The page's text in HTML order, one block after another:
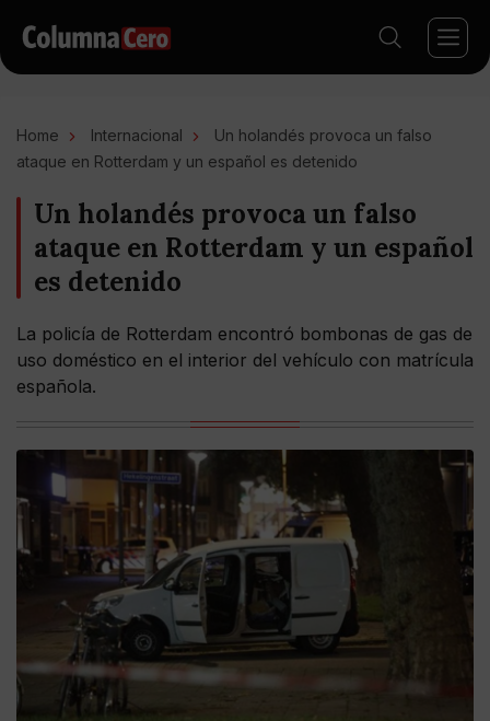
Home Internacional
Un holandés provoca un falso
ataque en Rotterdam y un español es detenido
Un holandés provoca un falso
ataque en Rotterdam y un español
es detenido
La policía de Rotterdam encontró bombonas de gas de
uso doméstico en el interior del vehículo con matrícula
española.